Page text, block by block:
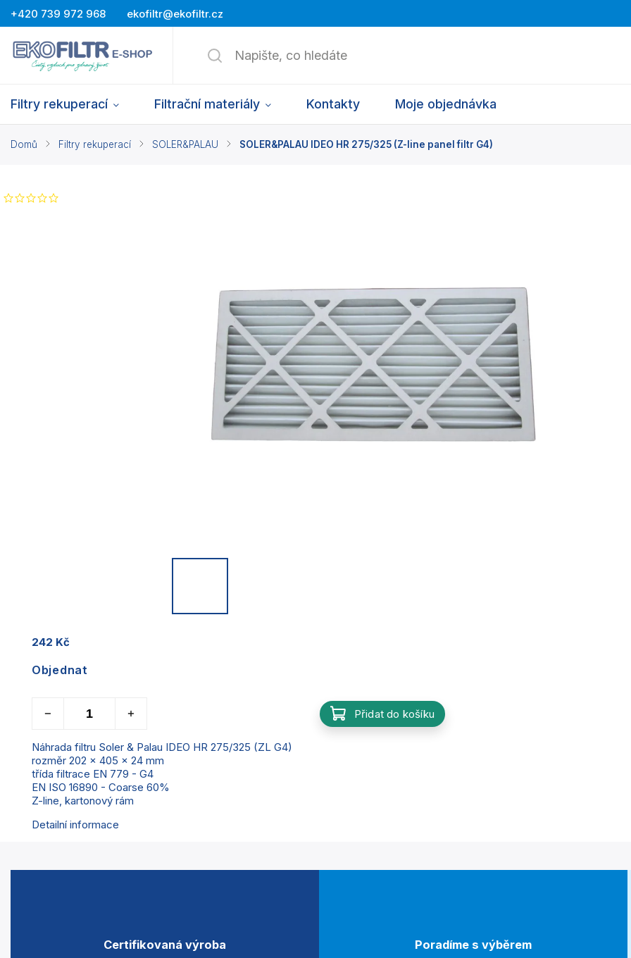
+420 739 972 968 ekofiltr@ekofiltr.cz
Filtry rekuperací Filtrační materiály Kontakty Moje objednávka
Domů / Filtry rekuperací / SOLER&PALAU / SOLER&PALAU IDEO HR 275/325 (Z-line panel filtr G4)
242 Kč
Objednat
Přidat do košíku
Náhrada filtru Soler & Palau IDEO HR 275/325 (ZL G4)
rozměr 202 x 405 x 24 mm
třída filtrace EN 779 - G4
EN ISO 16890 - Coarse 60%
Z-line, kartonový rám
Detailní informace
Certifikovaná výroba Poradíme s výběrem